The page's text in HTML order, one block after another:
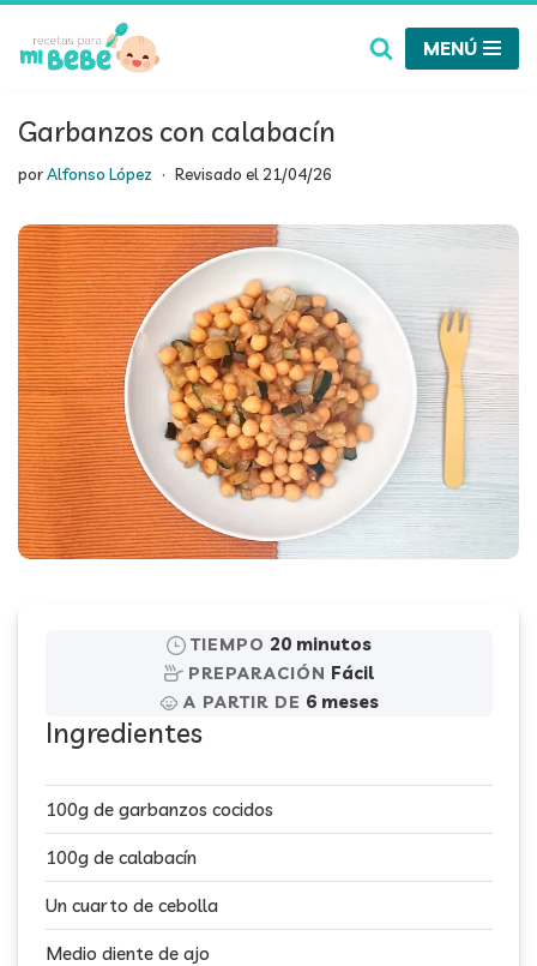
Saltar
contenido
MENÚ
Garbanzos con calabacín
porAlfonso López Revisado el21/04/26
TIEMPO 20 minutos
PREPARACIÓN Fácil
A PARTIR DE 6 meses
Ingredientes
100g de garbanzos cocidos
100g de calabacín
Un cuarto de cebolla
Medio diente de ajo